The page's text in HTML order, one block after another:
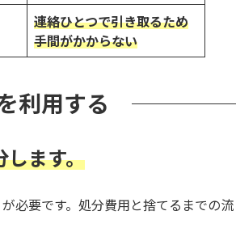
連絡ひとつで引き取るため
手間がかからない
利用する
します。
必要です。処分費用と捨てるまでの流